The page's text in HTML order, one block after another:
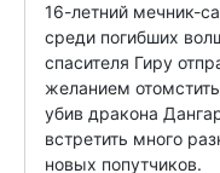
16-летний мечник-
среди погибших
спасителя Гиру
желанием
убив дракона
встретить много
новых попутчиков.